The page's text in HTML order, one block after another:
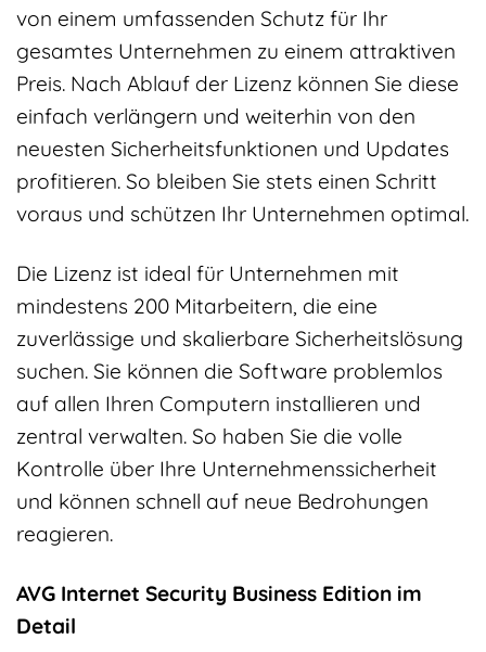
von einem umfassenden Schutz für Ihr
gesamtes Unternehmen zu einem attraktiven
Preis. Nach Ablauf der Lizenz können Sie diese
einfach verlängern und weiterhin von den
neuesten Sicherheitsfunktionen und Updates
profitieren. So bleiben Sie stets einen Schritt
voraus und schützen Ihr Unternehmen optimal.
Die Lizenz ist ideal für Unternehmen mit
mindestens 200 Mitarbeitern, die eine
zuverlässige und skalierbare Sicherheitslösung
suchen. Sie können die Software problemlos
auf allen Ihren Computern installieren und
zentral verwalten. So haben Sie die volle
Kontrolle über Ihre Unternehmenssicherheit
und können schnell auf neue Bedrohungen
reagieren.
AVG Internet Security Business Edition im
Detail